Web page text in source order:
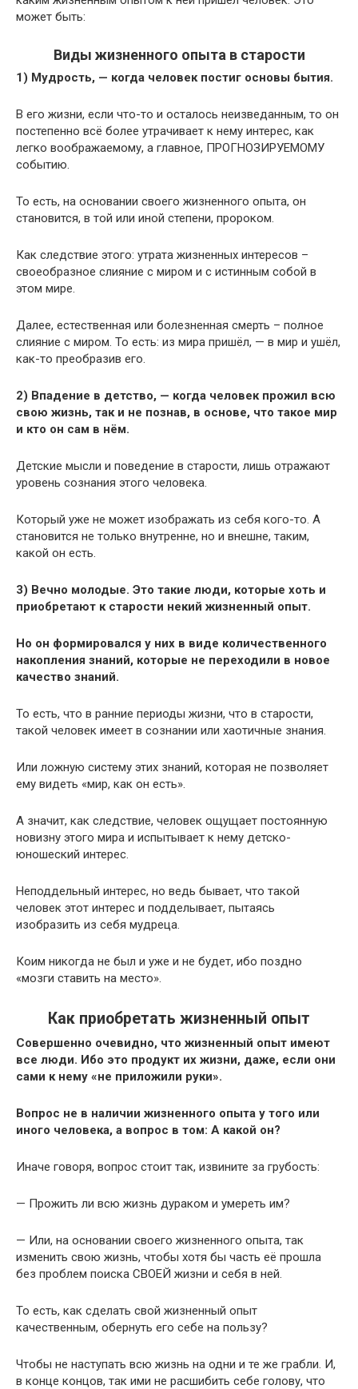
может быть:
Виды жизненного опыта в старости
1) Мудрость, — когда человек постиг основы бытия.
В его жизни, если что-то и осталось неизведанным, то он
постепенно всё более утрачивает к нему интерес, как
легко воображаемому, а главное, ПРОГНОЗИРУЕМОМУ
событию.
То есть, на основании своего жизненного опыта, он
становится, в той или иной степени, пророком.
Как следствие этого: утрата жизненных интересов –
своеобразное слияние с миром и с истинным собой в
этом мире.
Далее, естественная или болезненная смерть – полное
слияние с миром. То есть: из мира пришёл, — в мир и ушёл,
как-то преобразив его.
2) Впадение в детство, — когда человек прожил всю
свою жизнь, так и не познав, в основе, что такое мир
и кто он сам в нём.
Детские мысли и поведение в старости, лишь отражают
уровень сознания этого человека.
Который уже не может изображать из себя кого-то. А
становится не только внутренне, но и внешне, таким,
какой он есть.
3) Вечно молодые. Это такие люди, которые хоть и
приобретают к старости некий жизненный опыт.
Но он формировался у них в виде количественного
накопления знаний, которые не переходили в новое
качество знаний.
То есть, что в ранние периоды жизни, что в старости,
такой человек имеет в сознании или хаотичные знания.
Или ложную систему этих знаний, которая не позволяет
ему видеть «мир, как он есть».
А значит, как следствие, человек ощущает постоянную
новизну этого мира и испытывает к нему детско-
юношеский интерес.
Неподдельный интерес, но ведь бывает, что такой
человек этот интерес и подделывает, пытаясь
изобразить из себя мудреца.
Коим никогда не был и уже и не будет, ибо поздно
«мозги ставить на место».
Как приобретать жизненный опыт
Совершенно очевидно, что жизненный опыт имеют
все люди. Ибо это продукт их жизни, даже, если они
сами к нему «не приложили руки».
Вопрос не в наличии жизненного опыта у того или
иного человека, а вопрос в том: А какой он?
Иначе говоря, вопрос стоит так, извините за грубость:
— Прожить ли всю жизнь дураком и умереть им?
— Или, на основании своего жизненного опыта, так
изменить свою жизнь, чтобы хотя бы часть её прошла
без проблем поиска СВОЕЙ жизни и себя в ней.
То есть, как сделать свой жизненный опыт
качественным, обернуть его себе на пользу?
Чтобы не наступать всю жизнь на одни и те же грабли. И,
в конце концов, так ими не расшибить себе голову, что